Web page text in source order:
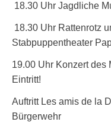
18.30 Uhr Jagdliche
18.30 Uhr Rattenrotz
Stabpuppentheater
19.00 Uhr Konzert des
Eintritt!
Auftritt Les amis de la
Bürgerwehr